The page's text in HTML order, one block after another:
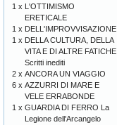
1 x L'OTTIMISMO
ERETICALE
1 x DELL'IMPROVVISAZIONE
1 x DELLA CULTURA, DELLA
VITA E DI ALTRE FATICHE
Scritti inediti
2 x ANCORA UN VIAGGIO
6 x AZZURRI DI MARE E
VELE ERRABONDE
1 x GUARDIA DI FERRO La
Legione dell'Arcangelo